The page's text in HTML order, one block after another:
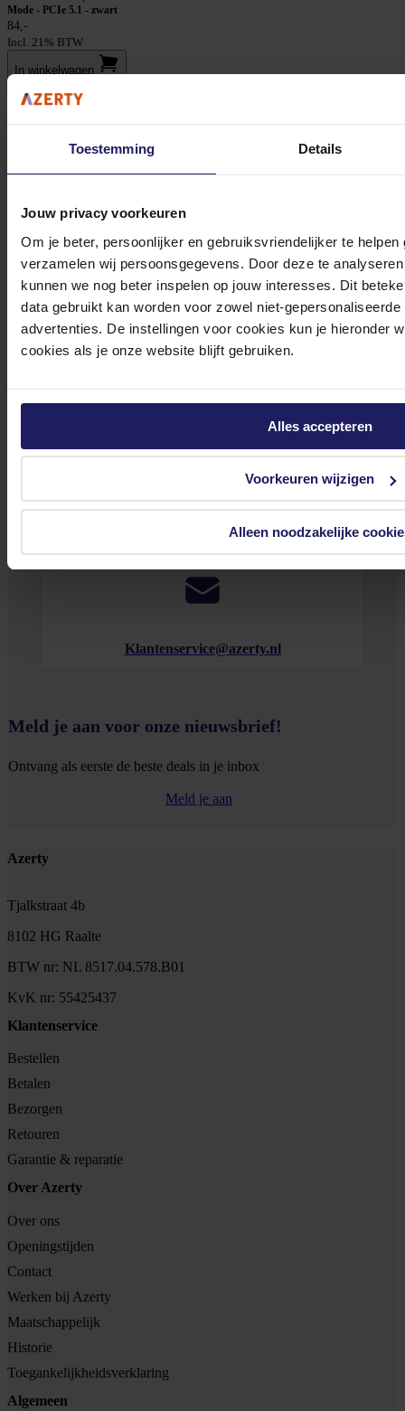
Toestemming Details
Jouw privacy voorkeuren
Om je beter, persoonlijker en gebruiksvriendelijker te
verzamelen wij persoonsgegevens. Door deze te
kunnen we nog beter inspelen op jouw interesses. Dit
data gebruikt kan worden voor zowel niet-
advertenties. De instellingen voor cookies kun je hieronder
cookies als je onze website blijft gebruiken.
Alles accepteren
Voorkeuren wijzigen
Alleen noodzakelijke
Mode - PCIe 5.1 - zwart
84,-
Incl. 21% BTW
In winkel­wagen
Heb je vragen over onze producten, diensten of service? Onze deskundige
door indien nodig.
Onze klantenservice is via mail bereikbaar van maandag t/m vrijdag van 09.00
tot 17.00 uur en op zaterdag van 10.00 tot 15.00 uur.
0572 328 120
Klantenservice@azerty.nl
Meld je aan voor onze nieuwsbrief!
Ontvang als eerste de beste deals in je inbox
Meld je aan
Footer
Azerty
Tjalkstraat 4b
8102 HG Raalte
BTW nr: NL 8517.04.578.B01
KvK nr: 55425437
Klantenservice
Bestellen
Betalen
Bezorgen
Retouren
Garantie & reparatie
Over Azerty
Over ons
Openingstijden
Contact
Werken bij Azerty
Maatschappelijk
Historie
Toegankelijkheidsverklaring
Algemeen